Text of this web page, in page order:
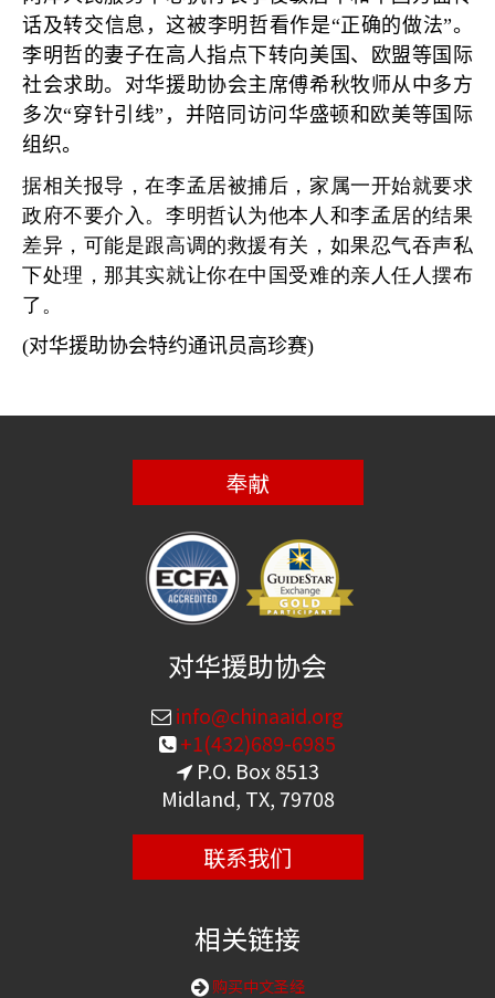
话及转交信息，这被李明哲看作是“正确的做法”。
李明哲的妻子在高人指点下转向美国、欧盟等国际
社会求助。对华援助协会主席傅希秋牧师从中多方
多次“穿针引线” ，并陪同访问华盛顿和欧美等国际
组织。
据相关报导，在李孟居被捕后，家属一开始就要求
政府不要介入。李明哲认为他本人和李孟居的结果
差异，可能是跟高调的救援有关，如果忍气吞声私
下处理，那其实就让你在中国受难的亲人任人摆布
了。
(对华援助协会特约通讯员高珍赛)
奉献
对华援助协会
info@chinaaid.org
+1(432)689-6985
P.O. Box 8513
Midland, TX, 79708
联系我们
相关链接
购买中文圣经